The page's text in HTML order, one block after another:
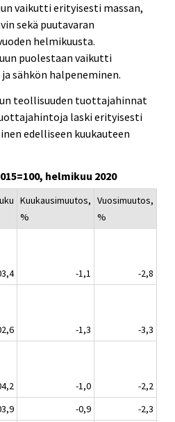
vaikutti erityisesti massan,
sekä puutavaran
helmikuusta.
puolestaan vaikutti
sähkön halpeneminen.
teollisuuden tuottajahinnat
laski erityisesti
edelliseen kuukauteen
helmikuu 2020
Kuukausimuutos,
%
Vuosimuutos,
%
-1,1
-2,8
-1,3
-3,3
-1,0
-2,2
-0,9
-2,3